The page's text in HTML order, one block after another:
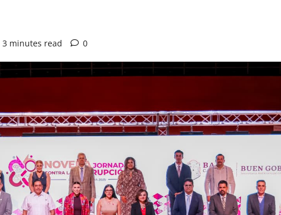
3 minutes read 0